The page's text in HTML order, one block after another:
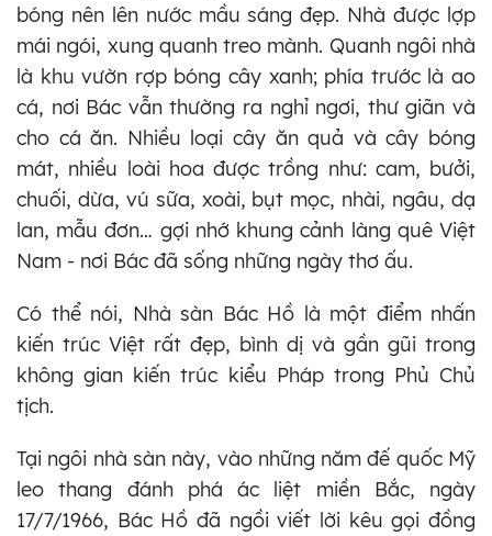
bóng nên lên nước mầu sáng đẹp. Nhà được lợp
mái ngói, xung quanh treo mành. Quanh ngôi nhà
là khu vườn rợp bóng cây xanh; phía trước là ao
cá, nơi Bác vẫn thường ra nghỉ ngơi, thư giãn và
cho cá ăn. Nhiều loại cây ăn quả và cây bóng
mát, nhiều loài hoa được trồng như: cam, bưởi,
chuối, dừa, vú sữa, xoài, bụt mọc, nhài, ngâu, dạ
lan, mẫu đơn… gợi nhớ khung cảnh làng quê Việt
Nam - nơi Bác đã sống những ngày thơ ấu.
Có thể nói, Nhà sàn Bác Hồ là một điểm nhấn
kiến trúc Việt rất đẹp, bình dị và gần gũi trong
không gian kiến trúc kiểu Pháp trong Phủ Chủ
tịch.
Tại ngôi nhà sàn này, vào những năm đế quốc Mỹ
leo thang đánh phá ác liệt miền Bắc, ngày
17/7/1966, Bác Hồ đã ngồi viết lời kêu gọi đồng